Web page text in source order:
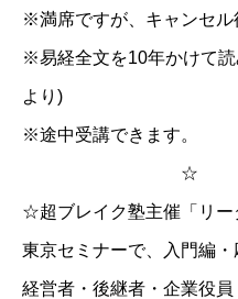
※満席ですが、キャンセル
※易経全文を10年かけて
より)
※途中受講できます。
☆
☆超ブレイク塾主催「リー
東京セミナーで、入門編・
経営者・後継者・企業役